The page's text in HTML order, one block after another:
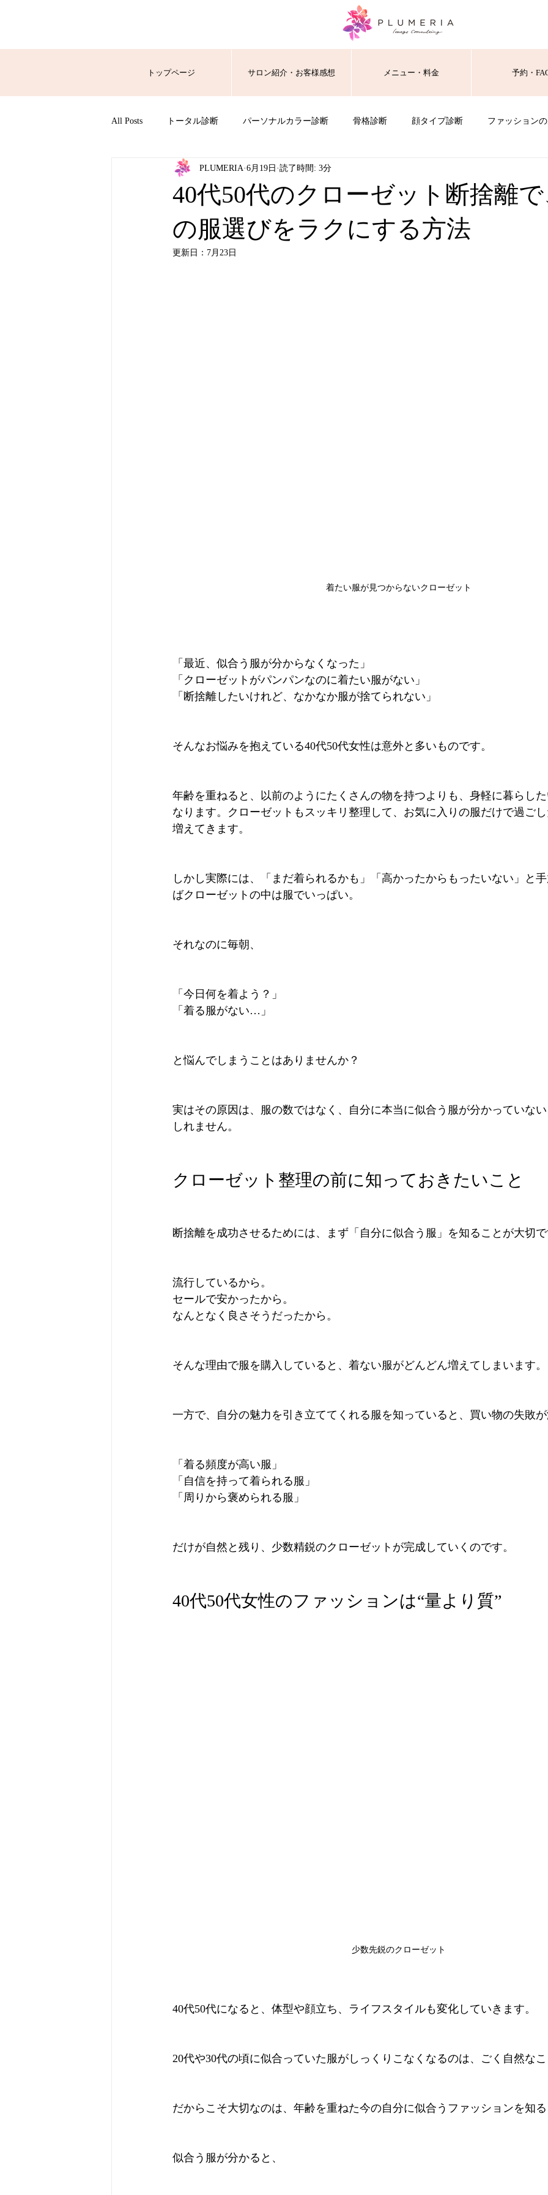
トップページ サロン紹介・お客様感想 メニュー・料金 予約・
All Posts トータル診断 パーソナルカラー診断 骨格診断 顔タイプ診断 ファッション
40代50代のクローゼット断捨離で
の服選びをラクにする方法
PLUMERIA 6月19日 読了時間: 3分
更新日： 7月23日
着たい服が見つからないクローゼット
「最近、似合う服が分からなくなった」
「クローゼットがパンパンなのに着たい服がない」
「断捨離したいけれど、なかなか服が捨てられない」
そんなお悩みを抱えている40代50代女性は意外と多いものです。
年齢を重ねると、以前のようにたくさんの物を持つよりも、身軽に暮らし
なります。クローゼットもスッキリ整理して、お気に入りの服だけで過ご
増えてきます。
しかし実際には、「まだ着られるかも」「高かったからもったいない」と
ばクローゼットの中は服でいっぱい。
それなのに毎朝、
「今日何を着よう？」
「着る服がない…」
と悩んでしまうことはありませんか？
実はその原因は、服の数ではなく、自分に本当に似合う服が分かっていな
しれません。
クローゼット整理の前に知っておきたいこと
断捨離を成功させるためには、まず「自分に似合う服」を知ることが大切で
流行しているから。
セールで安かったから。
なんとなく良さそうだったから。
そんな理由で服を購入していると、着ない服がどんどん増えてしまいます。
一方で、自分の魅力を引き立ててくれる服を知っていると、買い物の失敗が
「着る頻度が高い服」
「自信を持って着られる服」
「周りから褒められる服」
だけが自然と残り、少数精鋭のクローゼットが完成していくのです。
40代50代女性のファッションは“量より質”
少数先鋭のクローゼット
40代50代になると、体型や顔立ち、ライフスタイルも変化していきます。
20代や30代の頃に似合っていた服がしっくりこなくなるのは、ごく自然なこ
だからこそ大切なのは、年齢を重ねた今の自分に似合うファッションを知る
似合う服が分かると、